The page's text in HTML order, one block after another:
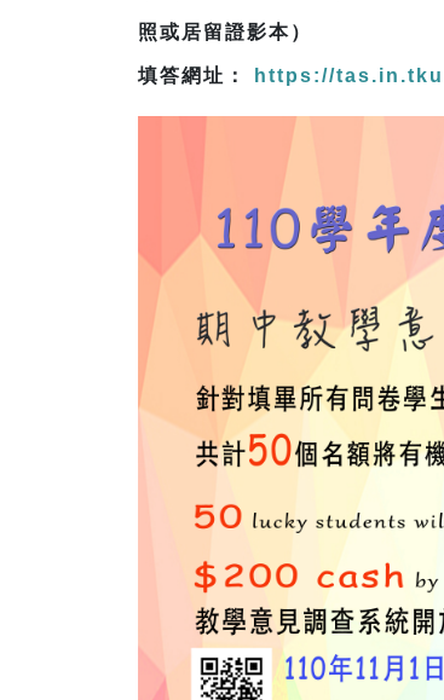
照或居留證影本）
填答網址： https://